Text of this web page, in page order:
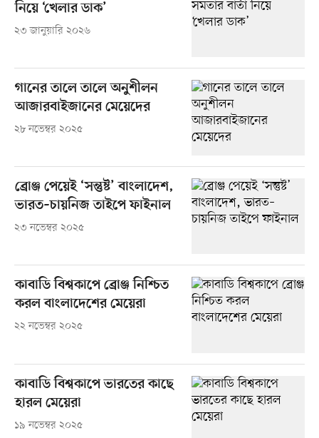
নিয়ে ‘খেলার ডাক’
২৩ জানুয়ারি ২০২৬
গানের তালে তালে অনুশীলন
আজারবাইজানের মেয়েদের
২৮ নভেম্বর ২০২৫
ব্রোঞ্জ পেয়েই ‘সন্তুষ্ট’ বাংলাদেশ,
ভারত–চায়নিজ তাইপে ফাইনাল
২৩ নভেম্বর ২০২৫
‎কাবাডি বিশ্বকাপে ব্রোঞ্জ নিশ্চিত
করল বাংলাদেশের মেয়েরা
২২ নভেম্বর ২০২৫
কাবাডি বিশ্বকাপে ভারতের কাছে
হারল মেয়েরা
১৯ নভেম্বর ২০২৫